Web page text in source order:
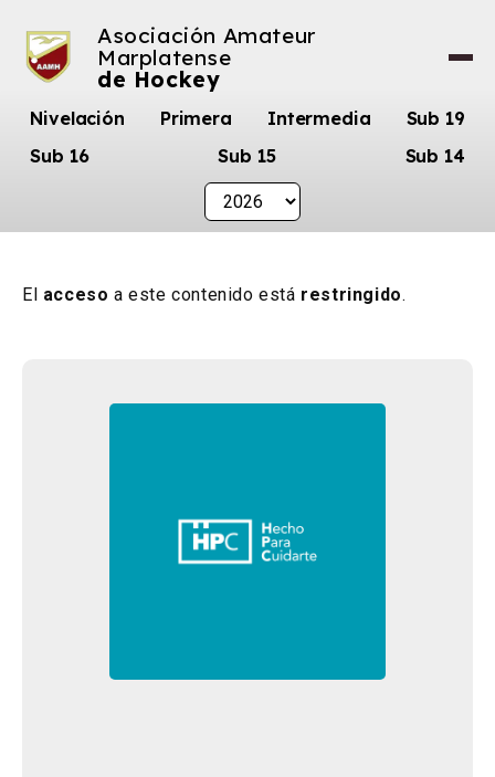
Asociación Amateur
Marplatense
de Hockey
Nivelación Primera Intermedia
Sub 19
Sub 16
Sub 15 Sub 14
El acceso a este contenido está restringido.